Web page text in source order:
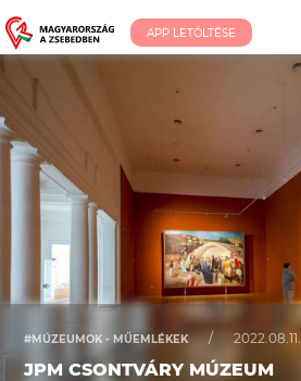
APP LETÖLTÉSE
#MÚZEUMOK - MŰEMLÉKEK / 2022.08.11.
JPM CSONTVÁRY MÚZEUM